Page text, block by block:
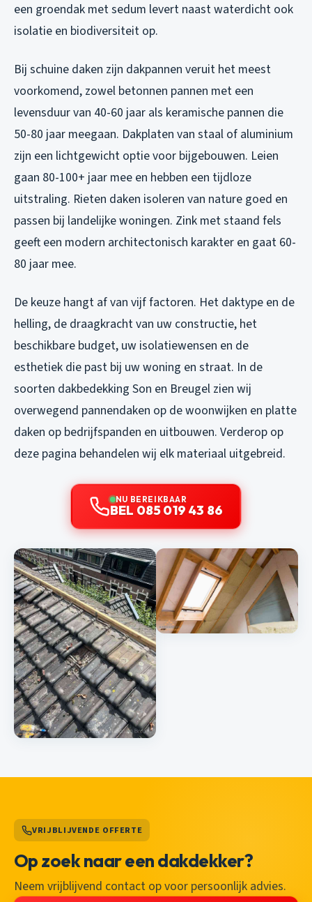
een groendak met sedum levert naast waterdicht ook
isolatie en biodiversiteit op.
Bij schuine daken zijn dakpannen veruit het meest
voorkomend, zowel betonnen pannen met een
levensduur van 40-60 jaar als keramische pannen die
50-80 jaar meegaan. Dakplaten van staal of aluminium
zijn een lichtgewicht optie voor bijgebouwen. Leien
gaan 80-100+ jaar mee en hebben een tijdloze
uitstraling. Rieten daken isoleren van nature goed en
passen bij landelijke woningen. Zink met staand fels
geeft een modern architectonisch karakter en gaat 60-
80 jaar mee.
De keuze hangt af van vijf factoren. Het daktype en de
helling, de draagkracht van uw constructie, het
beschikbare budget, uw isolatiewensen en de
esthetiek die past bij uw woning en straat. In de
soorten dakbedekking Son en Breugel zien wij
overwegend pannendaken op de woonwijken en platte
daken op bedrijfspanden en uitbouwen. Verderop op
deze pagina behandelen wij elk materiaal uitgebreid.
NU BEREIKBAAR
BEL 085 019 43 86
VRIJBLIJVENDE OFFERTE
Op zoek naar een dakdekker?
Neem vrijblijvend contact op voor persoonlijk advies.